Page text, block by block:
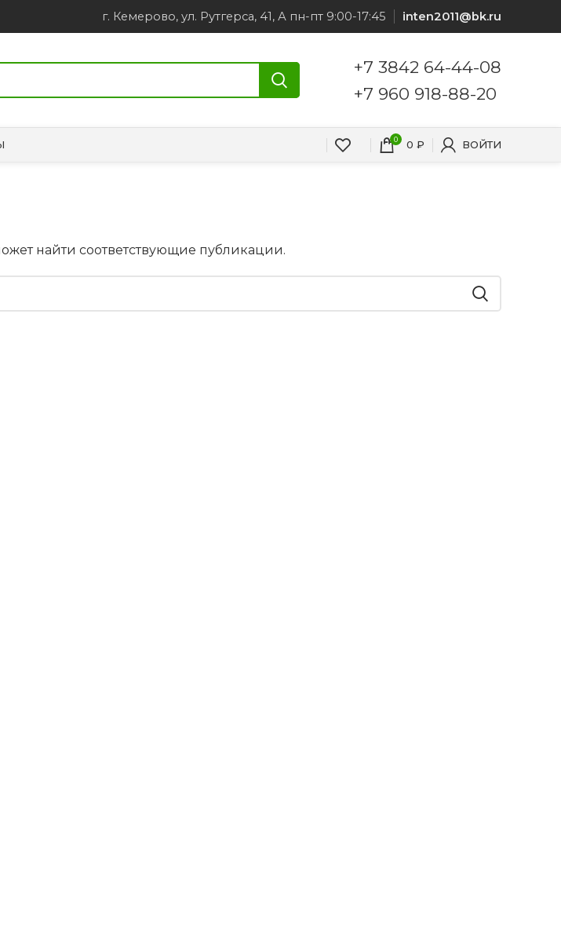
г. Кемерово, ул. Рутгерса, 41, А пн-пт 9:00-17:45 inten2011@bk.ru
+7 3842 64-44-08
+7 960 918-88-20
0 0 ₽ ВОЙТИ
найти соответствующие публикации.